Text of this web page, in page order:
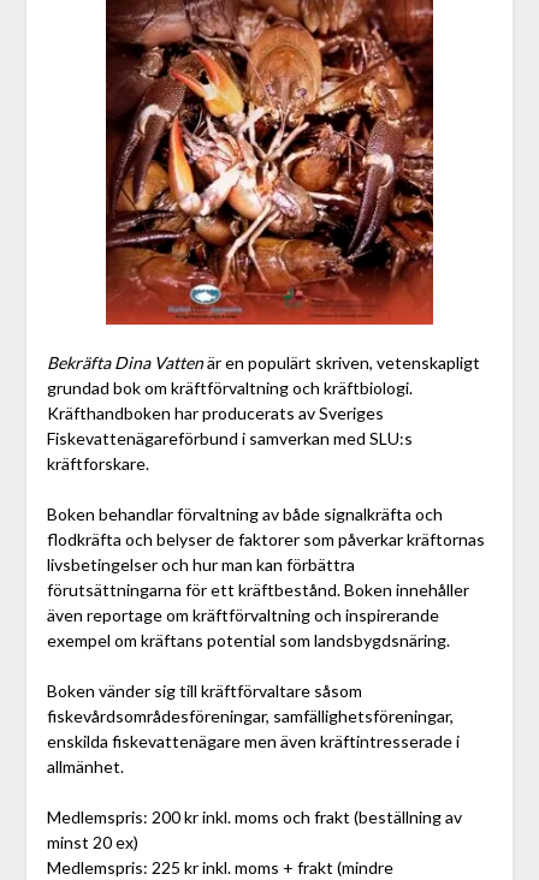
Bekräfta Dina Vattenär en populärt skriven, vetenskapligt
grundad bok om kräftförvaltning och kräftbiologi.
Kräfthandboken har producerats av Sveriges
Fiskevattenägareförbund i samverkan med SLU:s
kräftforskare.
Boken behandlar förvaltning av både signalkräfta och
flodkräfta och belyser de faktorer som påverkar kräftornas
livsbetingelser och hur man kan förbättra
förutsättningarna för ett kräftbestånd. Boken innehåller
även reportage om kräftförvaltning och inspirerande
exempel om kräftans potential som landsbygdsnäring.
Boken vänder sig till kräftförvaltare såsom
fiskevårdsområdesföreningar, samfällighetsföreningar,
enskilda fiskevattenägare men även kräftintresserade i
allmänhet.
Medlemspris: 200 kr inkl. moms och frakt (beställning av
minst 20 ex)
Medlemspris: 225 kr inkl. moms + frakt (mindre